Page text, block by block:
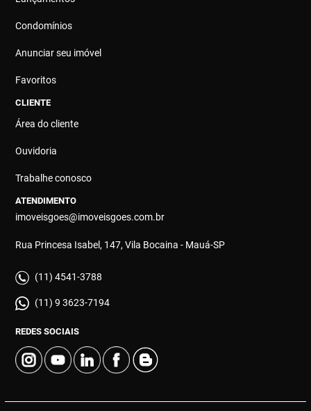
Condomínios
Anunciar seu imóvel
Favoritos
CLIENTE
Área do cliente
Ouvidoria
Trabalhe conosco
ATENDIMENTO
imoveisgoes@imoveisgoes.com.br
Rua Princesa Isabel, 147, Vila Bocaina - Mauá-SP
(11) 4541-3788
(11) 9 3623-7194
REDES SOCIAIS